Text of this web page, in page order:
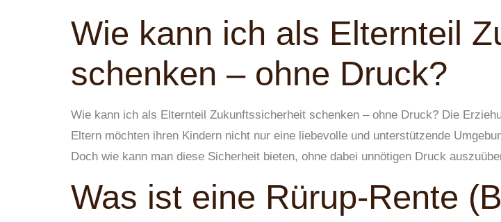
Wie kann ich als Elternteil
schenken – ohne Druck?
Wie kann ich als Elternteil Zukunftssicherheit schenken – ohne Druck? Die
Eltern möchten ihren Kindern nicht nur eine liebevolle und unterstützende
Doch wie kann man diese Sicherheit bieten, ohne dabei unnötigen Druck
Was ist eine Rürup-Rente